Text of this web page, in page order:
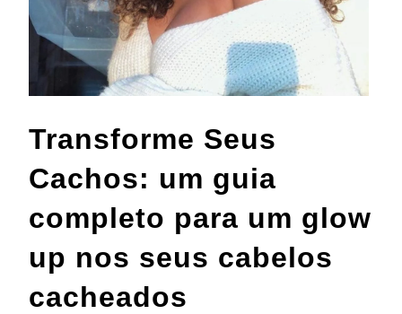
Transforme Seus
Cachos: um guia
completo para um glow
up nos seus cabelos
cacheados